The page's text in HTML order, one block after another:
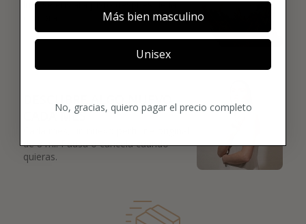
lujo se enviará justo después de la
03
CADA MES
de 8 ml. Pausa o cancela cuando
quieras.
Más bien masculino
Unisex
No, gracias, quiero pagar el precio completo